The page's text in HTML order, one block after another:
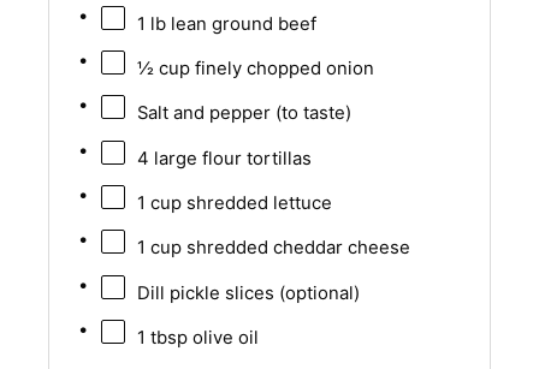
1 lb lean ground beef
½ cupfinely chopped onion
Salt and pepper (to taste)
4 large flour tortillas
1 cupshredded lettuce
1 cupshredded cheddar cheese
Dill pickle slices (optional)
1 tbspolive oil